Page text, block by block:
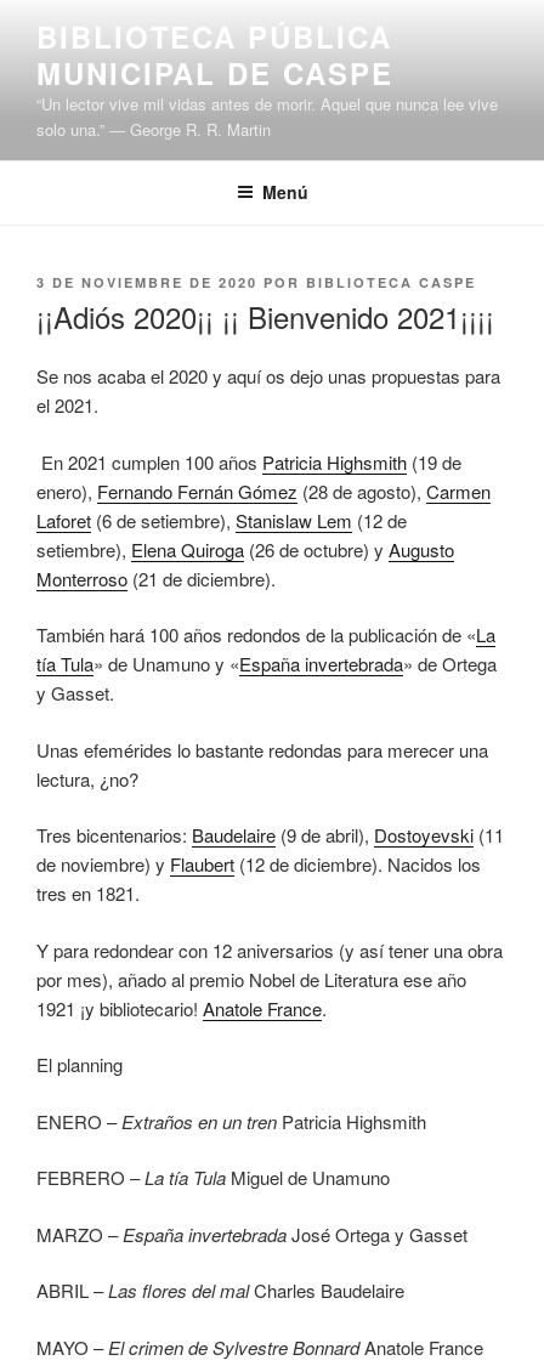
contenido
BIBLIOTECA PÚBLICA
MUNICIPAL DE CASPE
“Un lector vive mil vidas antes de morir. Aquel que nunca lee vive
solo una.” ― George R. R. Martin
Menú
PUBLICADO
3 DE NOVIEMBRE DE 2020 POR BIBLIOTECA CASPE
¡¡Adiós 2020¡¡ ¡¡ Bienvenido 2021¡¡¡¡
Se nos acaba el 2020 y aquí os dejo unas propuestas para
el 2021.
En 2021 cumplen 100 años Patricia Highsmith (19 de
enero), Fernando Fernán Gómez (28 de agosto), Carmen
Laforet (6 de setiembre), Stanislaw Lem (12 de
setiembre), Elena Quiroga (26 de octubre) y Augusto
Monterroso (21 de diciembre).
También hará 100 años redondos de la publicación de «La
tía Tula» de Unamuno y «España invertebrada» de Ortega
y Gasset.
Unas efemérides lo bastante redondas para merecer una
lectura, ¿no?
Tres bicentenarios: Baudelaire (9 de abril), Dostoyevski (11
de noviembre) y Flaubert (12 de diciembre). Nacidos los
tres en 1821.
Y para redondear con 12 aniversarios (y así tener una obra
por mes), añado al premio Nobel de Literatura ese año
1921 ¡y bibliotecario! Anatole France.
El planning
ENERO –Extraños en un tren Patricia Highsmith
FEBRERO –La tía Tula Miguel de Unamuno
MARZO –España invertebradaJosé Ortega y Gasset
ABRIL –Las flores del malCharles Baudelaire
MAYO –El crimen de Sylvestre BonnardAnatole France